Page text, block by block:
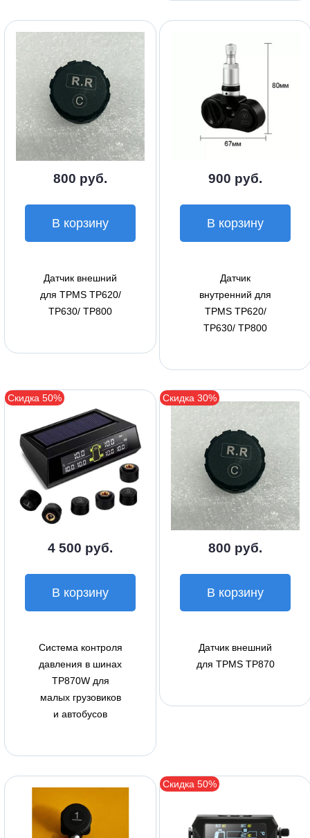
800 руб.
В корзину
Датчик внешний
для TPMS TP620/
TP630/ TP800
900 руб.
В корзину
Датчик
внутренний для
TPMS TP620/
TP630/ TP800
Скидка 50%
4 500 руб.
В корзину
Система контроля
давления в шинах
TP870W для
малых грузовиков
и автобусов
Скидка 30%
800 руб.
В корзину
Датчик внешний
для TPMS TP870
Скидка 50%